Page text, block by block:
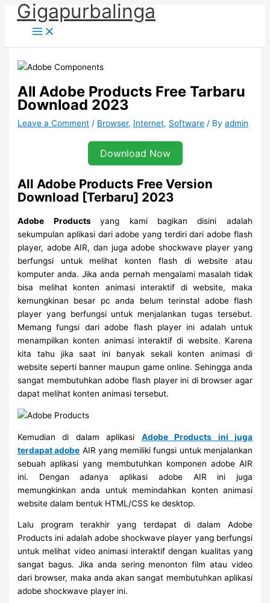
Skip
content
Gigapurbalinga
All Adobe Products Free Tarbaru
Download 2023
Leave a Comment / Browser, Internet, Software / Byadmin
Download Now
All Adobe Products Free Version
Download [Terbaru] 2023
Adobe Productsyang kami bagikan disini adalah
sekumpulan aplikasi dari adobe yang terdiri dari adobe flash
player, adobe AIR, dan juga adobe shockwave player yang
berfungsi untuk melihat konten flash di website atau
komputer anda. Jika anda pernah mengalami masalah tidak
bisa melihat konten animasi interaktif di website, maka
kemungkinan besar pc anda belum terinstal adobe flash
player yang berfungsi untuk menjalankan tugas tersebut.
Memang fungsi dari adobe flash player ini adalah untuk
menampilkan konten animasi interaktif di website. Karena
kita tahu jika saat ini banyak sekali konten animasi di
website seperti banner maupun game online. Sehingga anda
sangat membutuhkan adobe flash player ini di browser agar
dapat melihat konten animasi tersebut.
Kemudian di dalam aplikasi Adobe Products ini juga
terdapat adobe AIR yang memiliki fungsi untuk menjalankan
sebuah aplikasi yang membutuhkan komponen adobe AIR
ini. Dengan adanya aplikasi adobe AIR ini juga
memungkinkan anda untuk memindahkan konten animasi
website dalam bentuk HTML/CSS ke desktop.
Lalu program terakhir yang terdapat di dalam Adobe
Products ini adalah adobe shockwave player yang berfungsi
untuk melihat video animasi interaktif dengan kualitas yang
sangat bagus. Jika anda sering menonton film atau video
dari browser, maka anda akan sangat membutuhkan aplikasi
adobe shockwave player ini.